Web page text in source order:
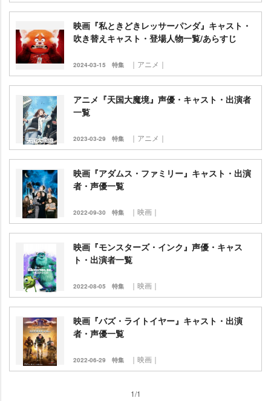
映画『私ときどきレッサーパンダ』キャスト・
吹き替えキャスト・登場人物一覧/あらすじ
2024-03-15 特集 ｜アニメ｜
アニメ『天国大魔境』声優・キャスト・出演者
一覧
2023-03-29 特集 ｜アニメ｜
映画『アダムス・ファミリー』キャスト・出演
者・声優一覧
2022-09-30 特集 ｜映画｜
映画『モンスターズ・インク』声優・キャス
ト・出演者一覧
2022-08-05 特集 ｜映画｜
映画『バズ・ライトイヤー』キャスト・出演
者・声優一覧
2022-06-29 特集 ｜映画｜
1/1